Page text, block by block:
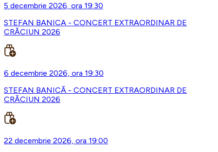
5 decembrie 2026, ora 19:30
STEFAN BANICA - CONCERT EXTRAORDINAR DE
CRĂCIUN 2026
6 decembrie 2026, ora 19:30
STEFAN BANICĂ - CONCERT EXTRAORDINAR DE
CRĂCIUN 2026
22 decembrie 2026, ora 19:00